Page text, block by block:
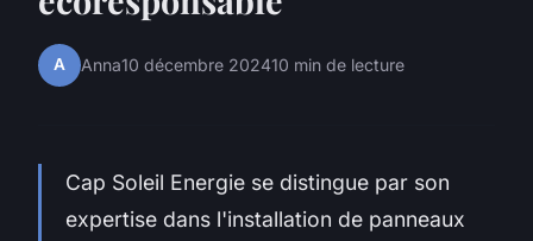
A Anna10 décembre 202410 min de lecture
Cap Soleil Energie se distingue par son
expertise dans l'installation de panneaux